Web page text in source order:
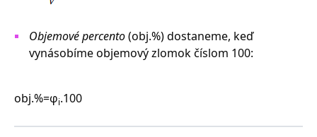
Objemové percento(obj.%) dostaneme, keď
vynásobíme objemový zlomok číslom 100:
obj.%=φi.100